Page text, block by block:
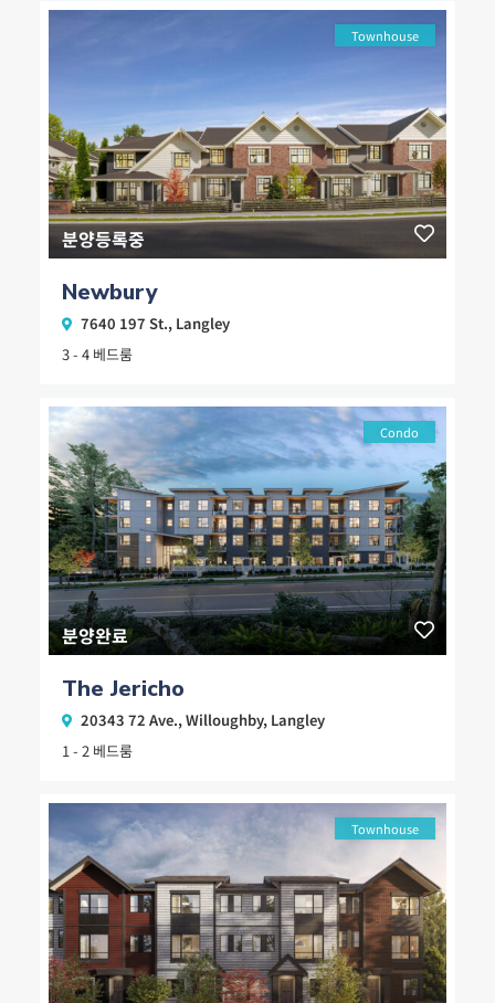
분양등록중
Townhouse
Newbury
7640 197 St., Langley
3 - 4 베드룸
분양완료
Condo
The Jericho
20343 72 Ave.,Willoughby, Langley
1 - 2 베드룸
Townhouse